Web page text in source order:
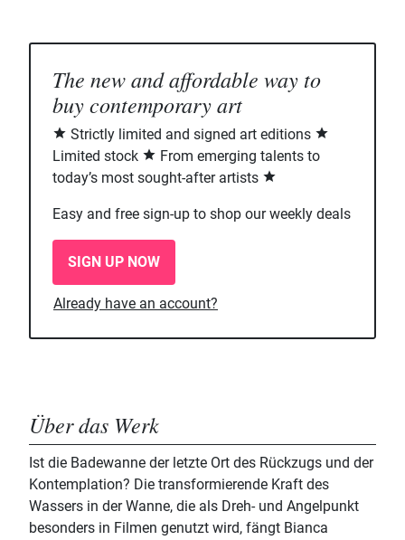
The new and affordable way to
buy contemporary art
Strictly limited and signed art editions
Limited stock
From emerging talents to
today’s most sought-after artists
Easy and free sign-up to shop our weekly deals
SIGN UP NOW
Already have an account?
Über das Werk
Ist die Badewanne der letzte Ort des Rückzugs und der
Kontemplation? Die transformierende Kraft des
Wassers in der Wanne, die als Dreh- und Angelpunkt
besonders in Filmen genutzt wird, fängt Bianca